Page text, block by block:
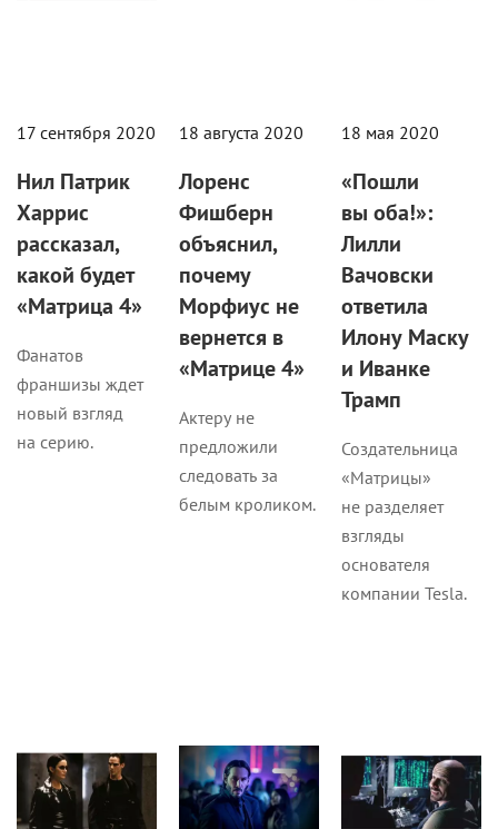
17 сентября 2020
Нил Патрик
Харрис
рассказал,
какой будет
«Матрица 4»
Фанатов
франшизы ждет
новый взгляд
на серию.
18 августа 2020
Лоренс
Фишберн
объяснил,
почему
Морфиус не
вернется в
«Матрице 4»
Актеру не
предложили
следовать за
белым кроликом.
18 мая 2020
«Пошли
вы оба!»:
Лилли
Вачовски
ответила
Илону Маску
и Иванке
Трамп
Создательница
«Матрицы»
не разделяет
взгляды
основателя
компании Tesla.